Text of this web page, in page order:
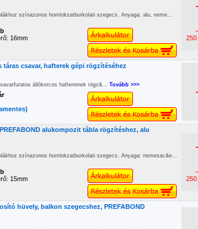
színazonos homlokzatburkolati szegecs. Anyaga: alu, neme...
250
16mm
táras csavar, hafterek gépi rögzítéséhez
állókorcos haftereinek rögz&... Tovább >>>
alukompozit tábla rögzítéshez, alu
színazonos homlokzatburkolati szegecs. Anyaga: nemesac&e...
250
15mm
hüvely, balkon szegecshez, PREFABOND